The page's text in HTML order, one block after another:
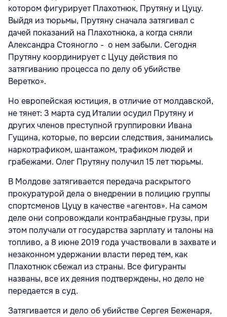
котором фигурирует Плахотнюк, Прутяну и Цуцу.
Выйдя из тюрьмы, Прутяну сначала затягивал с
дачей показаний на Плахотнюка, а когда сняли
Александра Стояногло - о нем забыли. Сегодня
Прутяну координирует с Цуцу действия по
затягиванию процесса по делу об убийстве
Веретко».
Но европейская юстиция, в отличие от молдавской,
не тянет: 3 марта суд Италии осудил Прутяну и
других членов преступной группировки Ивана
Гущина, которые, по версии следствия, занимались
наркотрафиком, шантажом, трафиком людей и
грабежами. Олег Прутяну получил 15 лет тюрьмы.
В Молдове затягивается передача раскрытого
прокуратурой дела о внедрении в полицию группы
спортсменов Цуцу в качестве «агентов». На самом
деле они сопровождали контрабандные грузы, при
этом получали от государства зарплату и талоны на
топливо, а 8 июне 2019 года участвовали в захвате и
незаконном удержании власти перед тем, как
Плахотнюк сбежал из страны. Все фигуранты
названы, все их деяния подтверждены, но дело не
передается в суд.
Затягивается и дело об убийстве Сергея Беженаря,